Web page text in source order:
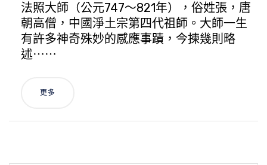
法照大師（公元747～821年），俗姓張，唐
朝高僧，中國淨土宗第四代祖師。大師一生
有許多神奇殊妙的感應事蹟，今揀幾則略
述⋯⋯
更多